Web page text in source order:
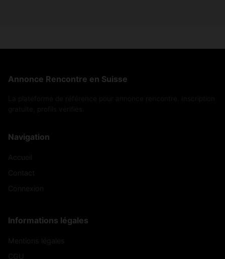
Annonce Rencontre en Suisse
Navigation
Informations légales